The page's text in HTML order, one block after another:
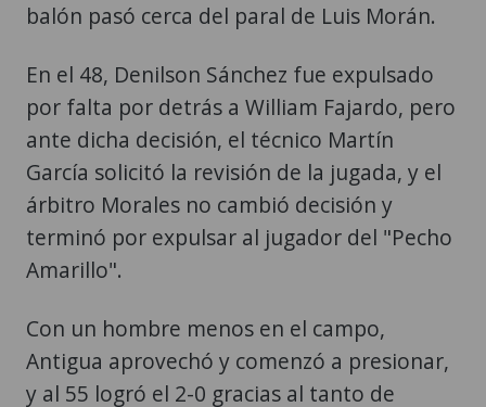
balón pasó cerca del paral de Luis Morán.
En el 48, Denilson Sánchez fue expulsado
por falta por detrás a William Fajardo, pero
ante dicha decisión, el técnico Martín
García solicitó la revisión de la jugada, y el
árbitro Morales no cambió decisión y
terminó por expulsar al jugador del "Pecho
Amarillo".
Con un hombre menos en el campo,
Antigua aprovechó y comenzó a presionar,
y al 55 logró el 2-0 gracias al tanto de